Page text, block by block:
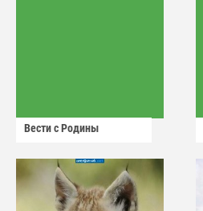
Вести с Родины